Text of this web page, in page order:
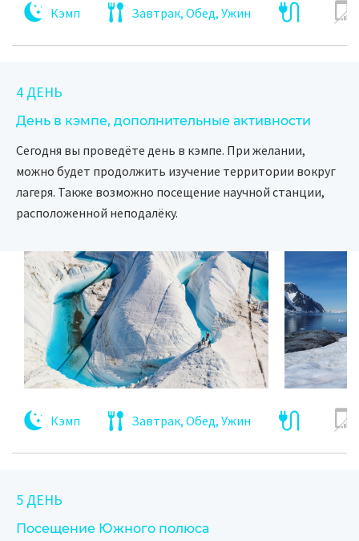
Кэмп Завтрак, Обед, Ужин
4 ДЕНЬ
День в кэмпе, дополнительные активности
Сегодня вы проведёте день в кэмпе. При желании,
можно будет продолжить изучение территории вокруг
лагеря. Также возможно посещение научной станции,
расположенной неподалёку.
Кэмп Завтрак, Обед, Ужин
5 ДЕНЬ
Посещение Южного полюса